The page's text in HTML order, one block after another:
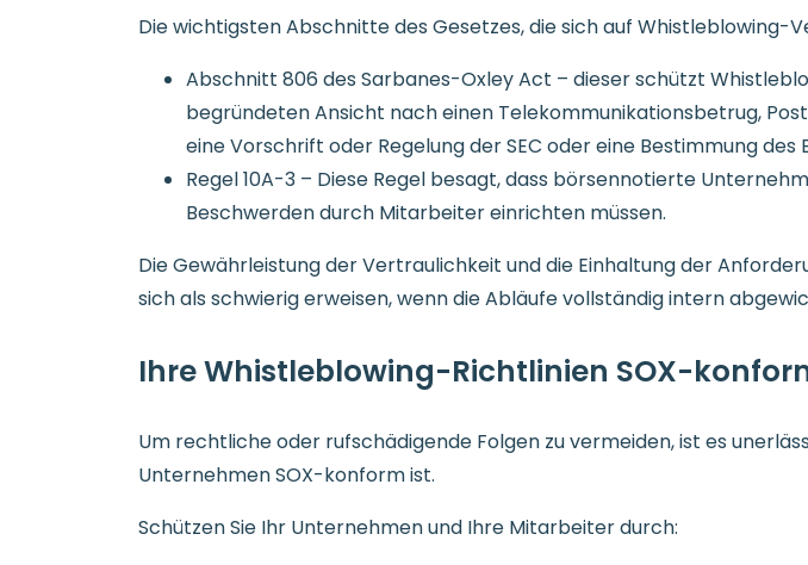
Die wichtigsten Abschnitte des Gesetzes, die sich auf Whistleblowing-
Abschnitt 806 des Sarbanes-Oxley Act – dieser schützt
begründeten Ansicht nach einen Telekommunikationsbetrug,
eine Vorschrift oder Regelung der SEC oder eine Bestimmung
Regel 10A-3 – Diese Regel besagt, dass börsennotierte
Beschwerden durch Mitarbeiter einrichten müssen.
Die Gewährleistung der Vertraulichkeit und die Einhaltung der
sich als schwierig erweisen, wenn die Abläufe vollständig intern
Ihre Whistleblowing-Richtlinien SOX-
Um rechtliche oder rufschädigende Folgen zu vermeiden, ist es
Unternehmen SOX-konform ist.
Schützen Sie Ihr Unternehmen und Ihre Mitarbeiter durch: